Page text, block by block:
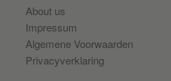
About us
Impressum
Algemene Voorwaarden
Privacyverklaring